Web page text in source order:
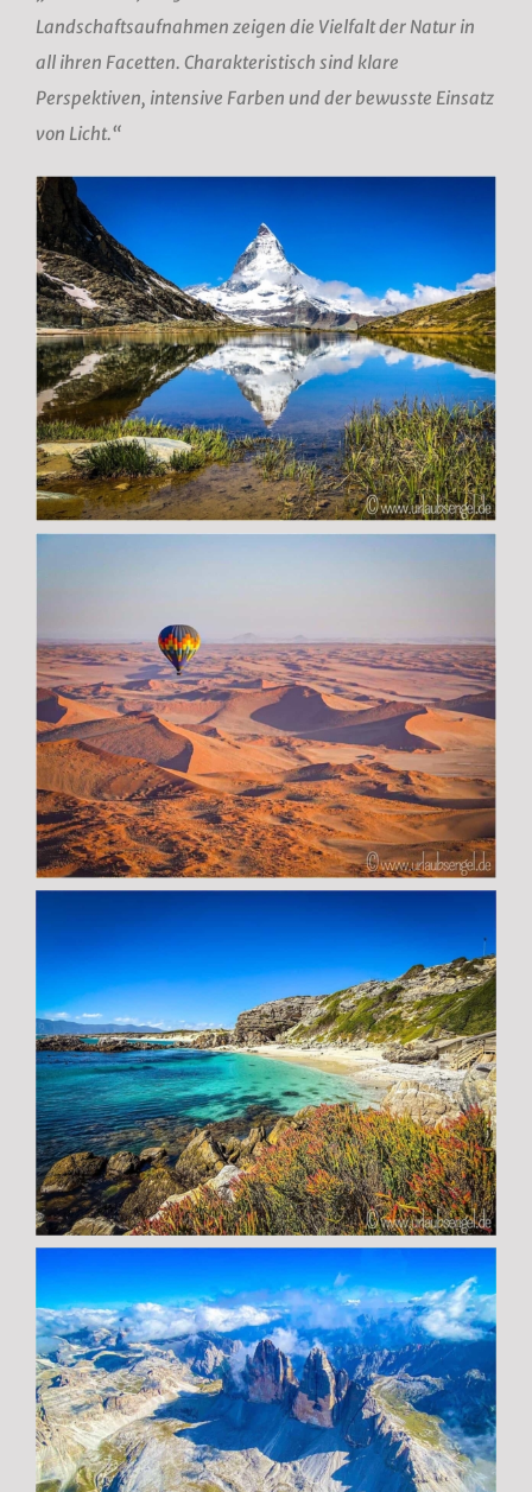
Landschaftsaufnahmen zeigen die Vielfalt der Natur in
all ihren Facetten. Charakteristisch sind klare
Perspektiven, intensive Farben und der bewusste Einsatz
von Licht.“